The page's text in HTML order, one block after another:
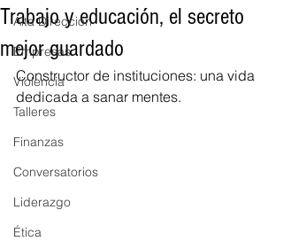
Alta Dirección
Empresas
Violencia
Talleres
Finanzas
Conversatorios
Liderazgo
Ética
Trabajo y educación, el secreto
mejor guardado
Constructor de instituciones: una vida
dedicada a sanar mentes.